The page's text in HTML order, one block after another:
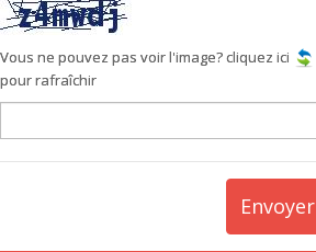
Vous ne pouvez pas voir l'image? cliquez ici
pour rafraîchir
Envoyer